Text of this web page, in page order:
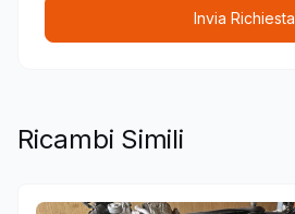
Invia Richiesta
Ricambi Simili